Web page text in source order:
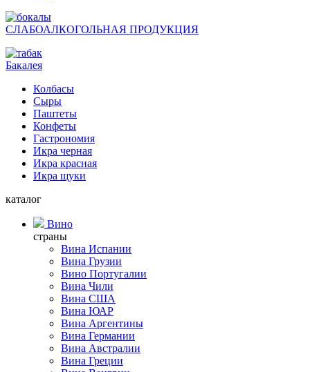
СЛАБОАЛКОГОЛЬНАЯ ПРОДУКЦИЯ
Бакалея
Колбасы
Сыры
Паштеты
Конфеты
Гастрономия
Икра черная
Икра красная
Икра щуки
каталог
Вино
страны
Вина Испании
Вина Грузии
Вино Португалии
Вина Чили
Вина США
Вина ЮАР
Вина Аргентины
Вина Германии
Вина Австралии
Вина Греции